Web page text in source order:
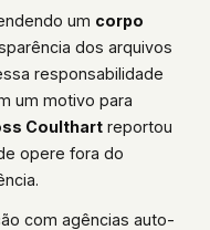
um corpo
dos arquivos
responsabilidade
um motivo para
Coulthartreportou
opere fora do
com agências auto-